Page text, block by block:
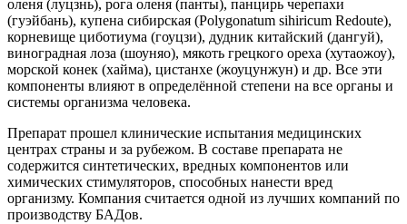
оленя (луцзнь), рога оленя (панты), панцирь черепахи
(гуэйбань), купена сибирская (Polygonatum sihiricum Redoute),
корневище циботиума (гоуцзи), дудник китайский (дангуй),
виноградная лоза (шоуняо), мякоть грецкого ореха (хутаожоу),
морской конек (хайма), цистанхе (жоуцунжун) и др. Все эти
компоненты влияют в определённой степени на все органы и
системы организма человека.
Препарат прошел клинические испытания медицинских
центрах страны и за рубежом. В составе препарата не
содержится синтетических, вредных компонентов или
химических стимуляторов, способных нанести вред
организму. Компания считается одной из лучших компаний по
производству БАДов.